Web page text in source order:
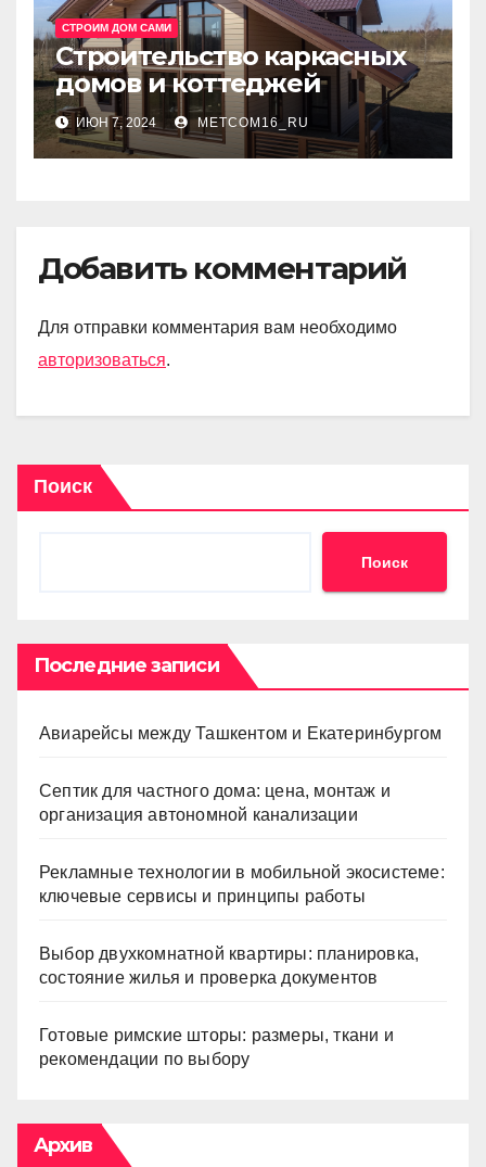
СТРОИМ ДОМ САМИ
Строительство каркасных
домов и коттеджей
ИЮН 7, 2024 METCOM16_RU
Добавить комментарий
Для отправки комментария вам необходимо
авторизоваться.
Поиск
Поиск
Последние записи
Авиарейсы между Ташкентом и Екатеринбургом
Септик для частного дома: цена, монтаж и
организация автономной канализации
Рекламные технологии в мобильной экосистеме:
ключевые сервисы и принципы работы
Выбор двухкомнатной квартиры: планировка,
состояние жилья и проверка документов
Готовые римские шторы: размеры, ткани и
рекомендации по выбору
Архив